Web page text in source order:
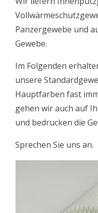
Panzergewebe und
Gewebe.
Im Folgenden
unsere
Hauptfarben fast
gehen wir auch auf
und bedrucken die
Sprechen Sie uns an.